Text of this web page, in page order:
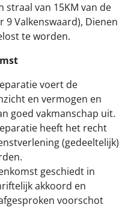
straal van 15KM van de
Valkenswaard), Dienen
te worden.
voert de
en vermogen en
goed vakmanschap uit.
heeft het recht
(gedeeltelijk)
geschiedt in
akkoord en
voorschot